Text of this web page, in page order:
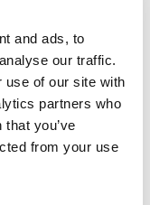
and ads, to
our traffic.
use of our site with
partners who
you’ve
from your use
vanaf €49,90